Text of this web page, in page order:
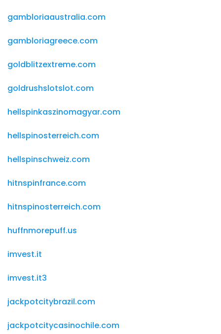
gambloriaaustralia.com
gambloriagreece.com
goldblitzextreme.com
goldrushslotslot.com
hellspinkaszinomagyar.com
hellspinosterreich.com
hellspinschweiz.com
hitnspinfrance.com
hitnspinosterreich.com
huffnmorepuff.us
imvest.it
imvest.it3
jackpotcitybrazil.com
jackpotcitycasinochile.com